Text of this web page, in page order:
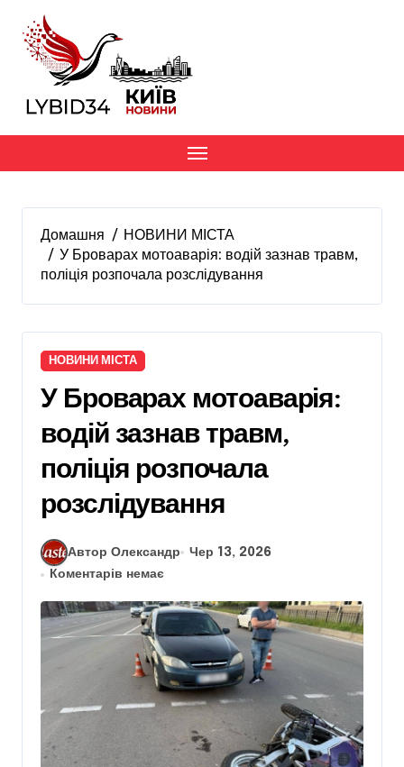
вмісту
Домашня
НОВИНИ МІСТА
У Броварах мотоаварія: водій зазнав травм,
поліція розпочала розслідування
НОВИНИ МІСТА
У Броварах мотоаварія:
водій зазнав травм,
поліція розпочала
розслідування
Автор Олександр
Чер 13, 2026
Коментарів немає